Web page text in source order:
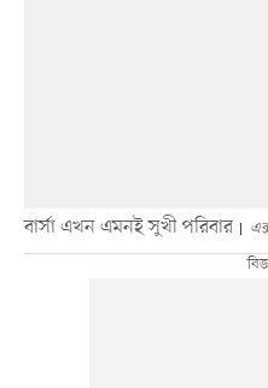
বার্সা এখন এমনই সুখী পরিবার